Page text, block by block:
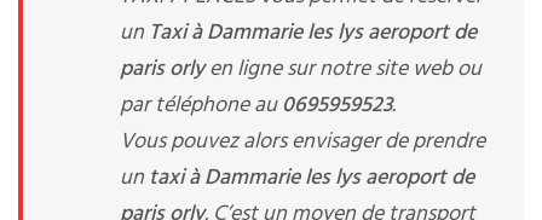
un Taxi à Dammarie les lys aeroport de
paris orlyen ligne sur notre site web ou
par téléphone au0695959523.
Vous pouvez alors envisager de prendre
un taxi à Dammarie les lys aeroport de